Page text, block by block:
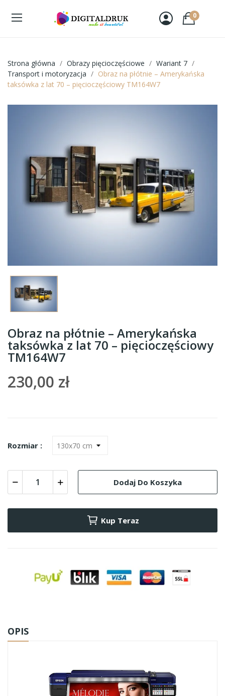
0
Strona główna Obrazy pięcioczęściowe
Wariant 7
Transport i motoryzacja
Obraz na płótnie – Amerykańska
taksówka z lat 70 – pięcioczęściowy TM164W7
Obraz na płótnie – Amerykańska
taksówka z lat 70 – pięcioczęściowy
TM164W7
230,00 zł
Rozmiar :
Dodaj Do Koszyka
Kup Teraz
OPIS